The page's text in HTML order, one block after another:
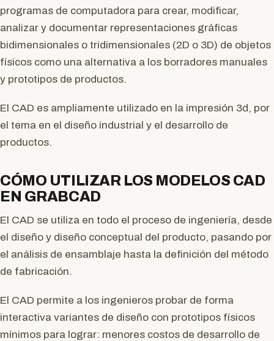
programas de computadora para crear, modificar,
analizar y documentar representaciones gráficas
bidimensionales o tridimensionales (2D o 3D) de objetos
físicos como una alternativa a los borradores manuales
y prototipos de productos.
El CAD es ampliamente utilizado en la impresión 3d, por
el tema en el diseño industrial y el desarrollo de
productos.
CÓMO UTILIZAR LOS MODELOS CAD
EN GRABCAD
El CAD se utiliza en todo el proceso de ingeniería, desde
el diseño y diseño conceptual del producto, pasando por
el análisis de ensamblaje hasta la definición del método
de fabricación.
El CAD permite a los ingenieros probar de forma
interactiva variantes de diseño con prototipos físicos
mínimos para lograr: menores costos de desarrollo de